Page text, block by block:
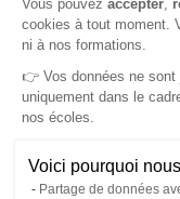
Vous pouvez accepter,
cookies à tout moment.
ni à nos formations.
👉 Vos données ne
uniquement dans le
nos écoles.
Voici pourquoi
Partage de données